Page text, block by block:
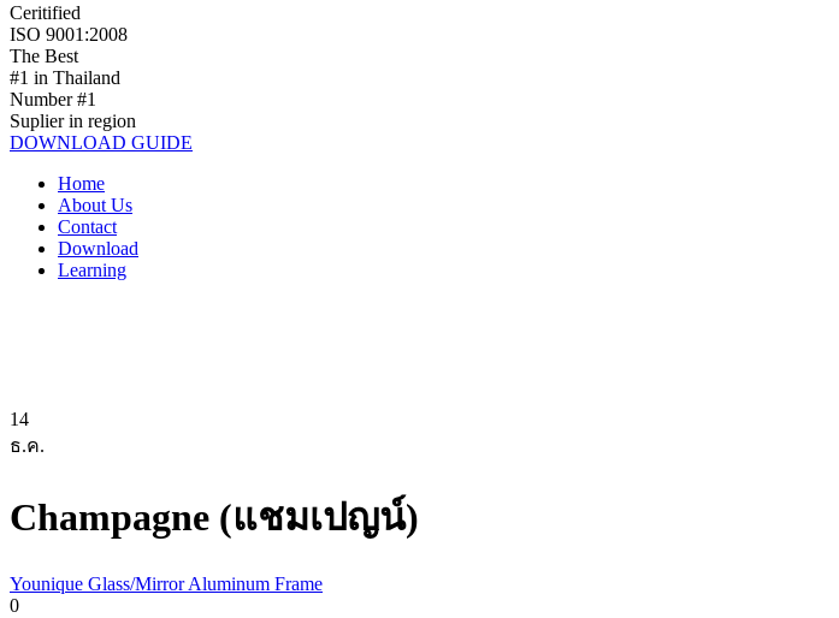
Ceritified
ISO 9001:2008
The Best
#1 in Thailand
Number #1
Suplier in region
DOWNLOAD GUIDE
Home
About Us
Contact
Download
Learning
14
ธ.ค.
Champagne (แชมเปญน์)
Younique Glass/Mirror Aluminum Frame
0